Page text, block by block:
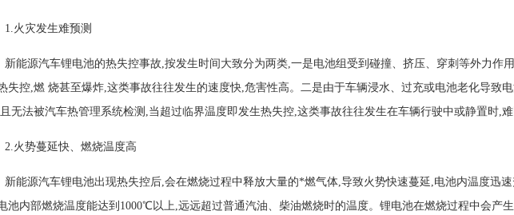
火灾发生难预测
能源汽车锂电池的热失控事故,按发生时间大致分为两类,一是电池组受到碰撞、挤压、穿刺等外力作
失控,燃 烧甚至爆炸,这类事故往往发生的速度快,危害性高。二是由于车辆浸水、过充或电池老化导致
无法被汽车热管理系统检测,当超过临界温度即发生热失控,这类事故往往发生在车辆行驶中或静置时,难
势蔓延快、燃烧温度高
能源汽车锂电池出现热失控后,会在燃烧过程中释放大量的*燃气体,导致火势快速蔓延,电池内温度迅
池内部燃烧温度能达到1000℃以上,远远超过普通汽油、柴油燃烧时的温度。锂电池在燃烧过程中会产